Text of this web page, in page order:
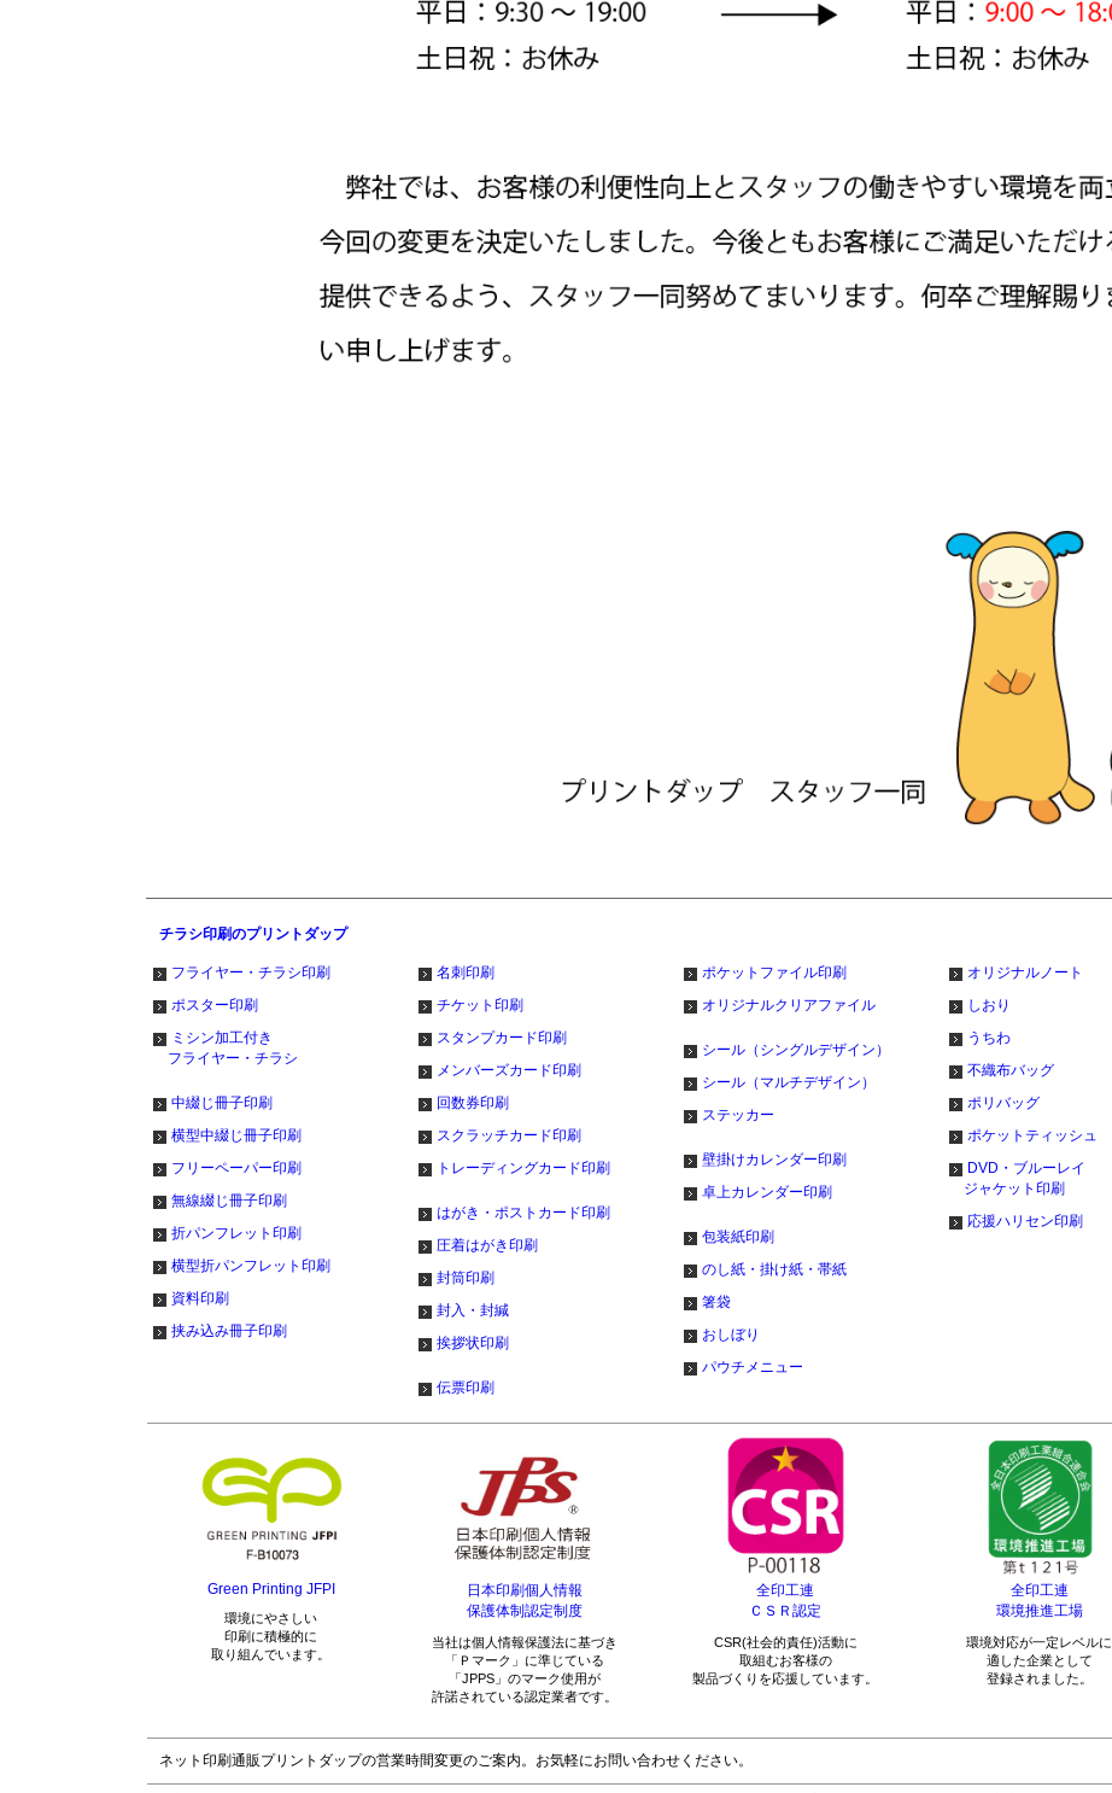
チラシ印刷のプリントダップ
フライヤー・チラシ印刷
ポスター印刷
ミシン加工付き
フライヤー・チラシ
中綴じ冊子印刷
横型中綴じ冊子印刷
フリーペーパー印刷
無線綴じ冊子印刷
折パンフレット印刷
横型折パンフレット印刷
資料印刷
挟み込み冊子印刷
名刺印刷
チケット印刷
スタンプカード印刷
メンバーズカード印刷
回数券印刷
スクラッチカード印刷
トレーディングカード印刷
はがき・ポストカード印刷
圧着はがき印刷
封筒印刷
封入・封緘
挨拶状印刷
伝票印刷
ポケットファイル印刷
オリジナルクリアファイル
シール（シングルデザイン）
シール（マルチデザイン）
ステッカー
壁掛けカレンダー印刷
卓上カレンダー印刷
包装紙印刷
のし紙・掛け紙・帯紙
箸袋
おしぼり
パウチメニュー
オリジナルノート
しおり
うちわ
不織布バッグ
ポリバッグ
ポケットティッシュ
DVD・ブルーレイ
ジャケット印刷
応援ハリセン印刷
Green Printing JFPI
環境にやさしい
印刷に積極的に
取り組んでいます。
日本印刷個人情報
保護体制認定制度
当社は個人情報保護法に基づき
「Ｐマーク」に準じている
「JPPS」のマーク使用が
許諾されている認定業者です。
全印工連
ＣＳＲ認定
CSR(社会的責任)活動に
取組むお客様の
製品づくりを応援しています。
全印工連
環境推進工場
環境対応が一定レベルに
適した企業として
登録されました。
ネット印刷通販プリントダップの営業時間変更のご案内。お気軽にお問い合わせください。